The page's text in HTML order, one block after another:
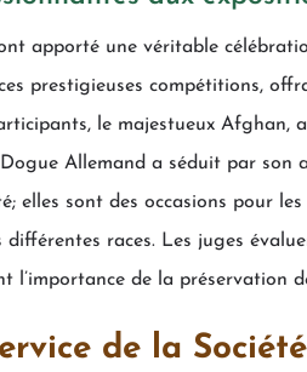
apporté une véritable
prestigieuses compétitions,
le majestueux
Allemand a séduit par
elles sont des occasions pour
races. Les juges
l’importance de la préservation
de la Société